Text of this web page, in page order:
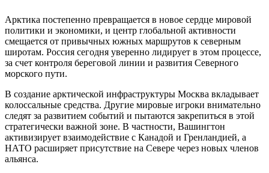
Арктика постепенно превращается в новое сердце мировой
политики и экономики, и центр глобальной активности
смещается от привычных южных маршрутов к северным
широтам. Россия сегодня уверенно лидирует в этом процессе,
за счет контроля береговой линии и развития Северного
морского пути.
В создание арктической инфраструктуры Москва вкладывает
колоссальные средства. Другие мировые игроки внимательно
следят за развитием событий и пытаются закрепиться в этой
стратегически важной зоне. В частности, Вашингтон
активизирует взаимодействие с Канадой и Гренландией, а
НАТО расширяет присутствие на Севере через новых членов
альянса.